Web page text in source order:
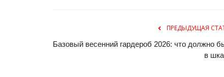
ПРЕДЫДУЩАЯ
Базовый весенний гардероб 2026: что должно
в